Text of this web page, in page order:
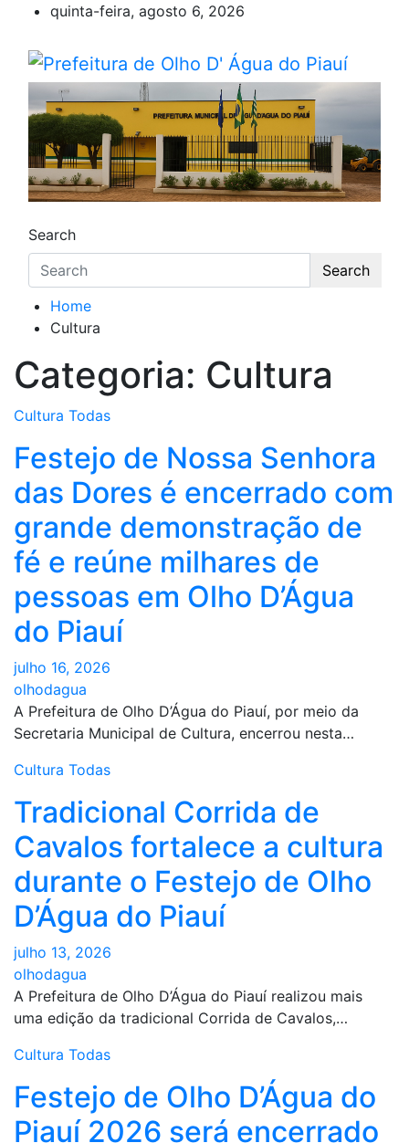
content
quinta-feira, agosto 6, 2026
Prefeitura de Olho D' Água
Olho D'Agua do Piauí – Piauí – Brasil
Search
Search
Home
Cultura
Categoria: Cultura
Cultura Todas
Festejo de Nossa Senhora
das Dores é encerrado com
grande demonstração de
fé e reúne milhares de
pessoas em Olho D’Água
do Piauí
julho 16, 2026
olhodagua
A Prefeitura de Olho D’Água do Piauí, por meio da
Secretaria Municipal de Cultura, encerrou nesta…
Cultura Todas
Tradicional Corrida de
Cavalos fortalece a cultura
durante o Festejo de Olho
D’Água do Piauí
julho 13, 2026
olhodagua
A Prefeitura de Olho D’Água do Piauí realizou mais
uma edição da tradicional Corrida de Cavalos,…
Cultura Todas
Festejo de Olho D’Água do
Piauí 2026 será encerrado